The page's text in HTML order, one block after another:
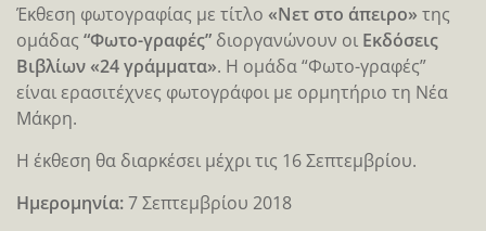
Έκθεση φωτογραφίας με τίτλο «Νετ στο άπειρο» της
ομάδας “Φωτο-γραφές” διοργανώνουν οι Εκδόσεις
Βιβλίων «24 γράμματα». Η ομάδα “Φωτο-γραφές”
είναι ερασιτέχνες φωτογράφοι με ορμητήριο τη Νέα
Μάκρη.
Η έκθεση θα διαρκέσει μέχρι τις 16 Σεπτεμβρίου.
Ημερομηνία:7 Σεπτεμβρίου 2018